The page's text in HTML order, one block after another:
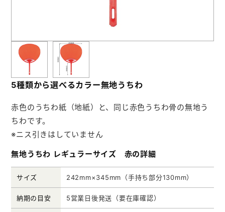
5種類から選べるカラー無地うちわ
赤色のうちわ紙（地紙）と、同じ赤色うちわ骨の無地う
ちわです。
※ニス引きはしていません
無地うちわ レギュラーサイズ 赤の詳細
サイズ 242mm×345mm（手持ち部分130mm）
納期の目安 5営業日後発送（要在庫確認）